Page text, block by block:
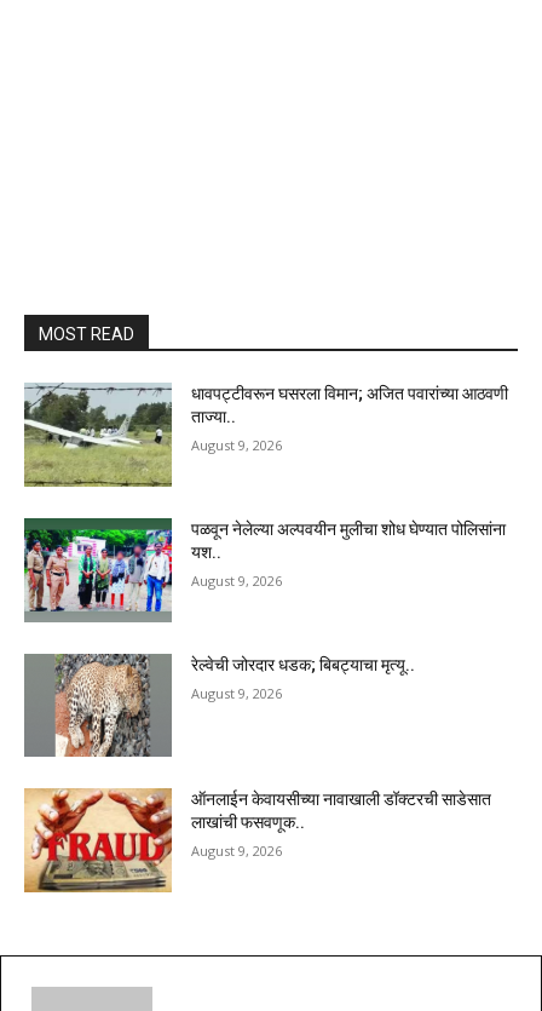
MOST READ
धावपट्टीवरून घसरला विमान; अजित पवारांच्या आठवणी
ताज्या..
August 9, 2026
पळवून नेलेल्या अल्पवयीन मुलीचा शोध घेण्यात पोलिसांना
यश..
August 9, 2026
रेल्वेची जोरदार धडक; बिबट्याचा मृत्यू..
August 9, 2026
ऑनलाईन केवायसीच्या नावाखाली डॉक्टरची साडेसात
लाखांची फसवणूक..
August 9, 2026